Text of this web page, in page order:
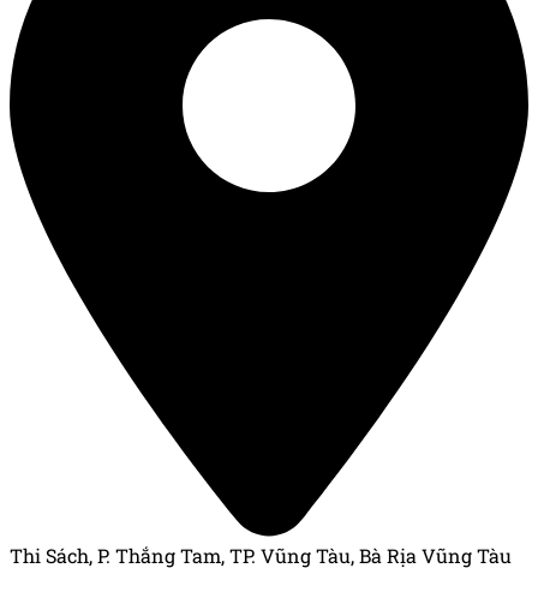
Thi Sách, P. Thắng Tam, TP. Vũng Tàu, Bà Rịa Vũng Tàu